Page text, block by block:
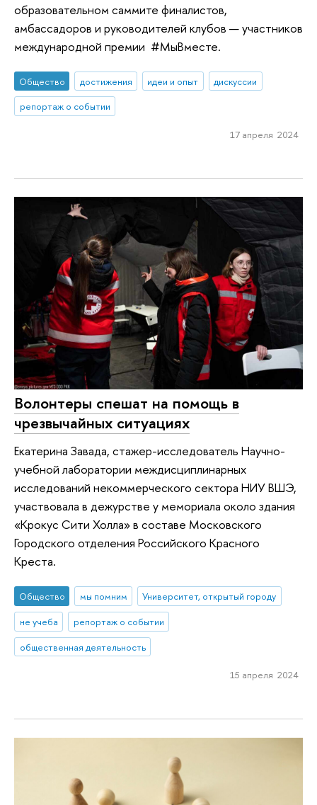
образовательном саммите финалистов,
амбассадоров и руководителей клубов — участников
международной премии #МыВместе.
Общество достижения идеи и опыт
дискуссии
репортаж о событии
17 апреля 2024
Волонтеры спешат на помощь в
чрезвычайных ситуациях
Екатерина Завада, стажер-исследователь Научно-
учебной лаборатории междисциплинарных
исследований некоммерческого сектора НИУ ВШЭ,
участвовала в дежурстве у мемориала около здания
«Крокус Сити Холла» в составе Московского
Городского отделения Российского Красного
Креста.
Общество мы помним
Университет, открытый городу
не учеба
репортаж о событии
общественная деятельность
15 апреля 2024